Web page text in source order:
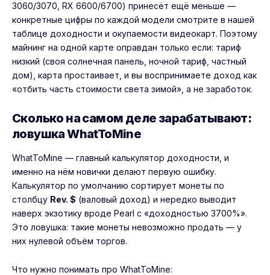
3060/3070, RX 6600/6700) принесёт ещё меньше —
конкретные цифры по каждой модели смотрите в нашей
таблице доходности и окупаемости видеокарт. Поэтому
майнинг на одной карте оправдан только если: тариф
низкий (своя солнечная панель, ночной тариф, частный
дом), карта простаивает, и вы воспринимаете доход как
«отбить часть стоимости света зимой», а не заработок.
Сколько на самом деле зарабатывают:
ловушка WhatToMine
WhatToMine — главный калькулятор доходности, и
именно на нём новички делают первую ошибку.
Калькулятор по умолчанию сортирует монеты по
столбцу Rev. $ (валовый доход) и нередко выводит
наверх экзотику вроде Pearl с «доходностью 3700%».
Это ловушка: такие монеты невозможно продать — у
них нулевой объём торгов.
Что нужно понимать про WhatToMine: